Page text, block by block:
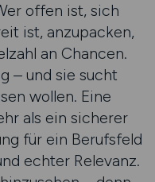
offen ist, sich
ist, anzupacken,
an Chancen.
– und sie sucht
wollen. Eine
als ein sicherer
für ein Berufsfeld
echter Relevanz.